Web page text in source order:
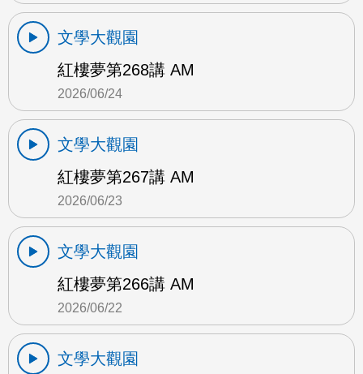
文學大觀園
紅樓夢第268講 AM
2026/06/24
文學大觀園
紅樓夢第267講 AM
2026/06/23
文學大觀園
紅樓夢第266講 AM
2026/06/22
文學大觀園